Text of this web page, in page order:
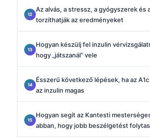
Az alvás, a stressz, a gyógyszerek és
torzíthatják az eredményeket
Hogyan készülj fel inzulin
hogy „játszanál” vele
Ésszerű következő lépések, ha az
az inzulin magas
Hogyan segít az Kantesti
abban, hogy jobb beszélgetést